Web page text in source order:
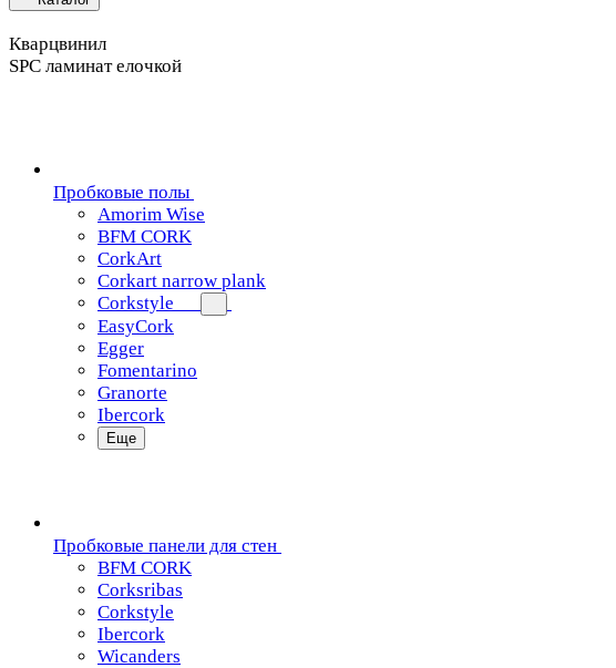
Кварцвинил
SPC ламинат елочкой
Пробковые полы
Amorim Wise
BFM CORK
CorkArt
Corkart narrow plank
Corkstyle
EasyCork
Egger
Fomentarino
Granorte
Ibercork
Еще
Пробковые панели для стен
BFM CORK
Corksribas
Corkstyle
Ibercork
Wicanders